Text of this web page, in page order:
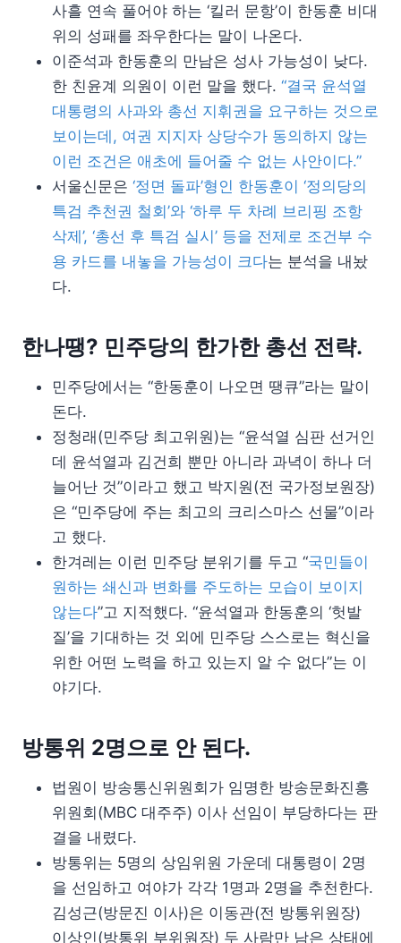
사흘 연속 풀어야 하는 ‘킬러 문항’이 한동훈 비대
위의 성패를 좌우한다는 말이 나온다.
이준석과 한동훈의 만남은 성사 가능성이 낮다.
한 친윤계 의원이 이런 말을 했다. “결국 윤석열
대통령의 사과와 총선 지휘권을 요구하는 것으로
보이는데, 여권 지지자 상당수가 동의하지 않는
이런 조건은 애초에 들어줄 수 없는 사안이다.”
서울신문은 ‘정면 돌파’형인 한동훈이 ‘정의당의
특검 추천권 철회’와 ‘하루 두 차례 브리핑 조항
삭제’, ‘총선 후 특검 실시’ 등을 전제로 조건부 수
용 카드를 내놓을 가능성이 크다는 분석을 내놨
다.
한나땡? 민주당의 한가한 총선 전략.
민주당에서는 “한동훈이 나오면 땡큐”라는 말이
돈다.
정청래(민주당 최고위원)는 “윤석열 심판 선거인
데 윤석열과 김건희 뿐만 아니라 과녁이 하나 더
늘어난 것”이라고 했고 박지원(전 국가정보원장)
은 “민주당에 주는 최고의 크리스마스 선물”이라
고 했다.
한겨레는 이런 민주당 분위기를 두고 “국민들이
원하는 쇄신과 변화를 주도하는 모습이 보이지
않는다”고 지적했다. “윤석열과 한동훈의 ‘헛발
질’을 기대하는 것 외에 민주당 스스로는 혁신을
위한 어떤 노력을 하고 있는지 알 수 없다”는 이
야기다.
방통위 2명으로 안 된다.
법원이 방송통신위원회가 임명한 방송문화진흥
위원회(MBC 대주주) 이사 선임이 부당하다는 판
결을 내렸다.
방통위는 5명의 상임위원 가운데 대통령이 2명
을 선임하고 여야가 각각 1명과 2명을 추천한다.
김성근(방문진 이사)은 이동관(전 방통위원장)
이상인(방통위 부위원장) 두 사람만 남은 상태에